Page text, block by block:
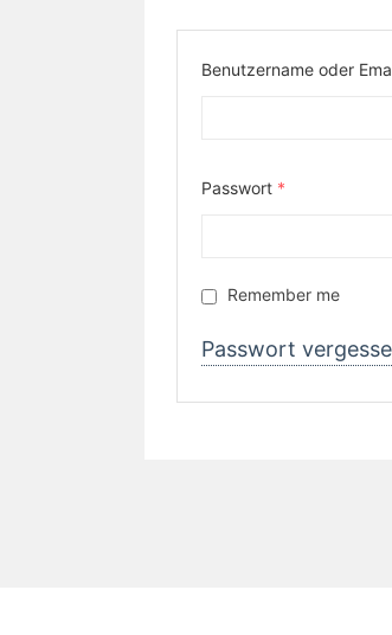
Benutzername oder
Passwort *
Remember me
Passwort